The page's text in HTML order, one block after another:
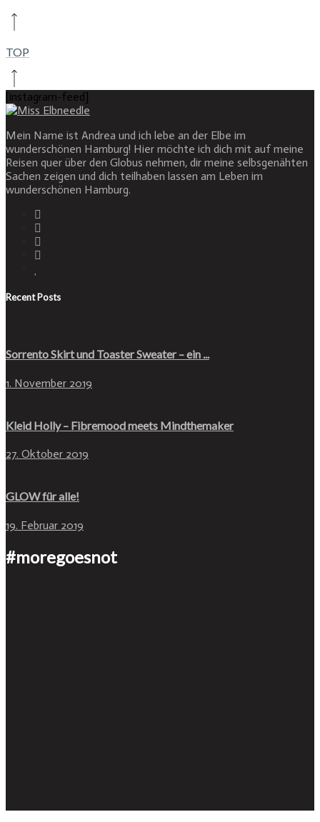
TOP
[instagram-feed]
Mein Name ist Andrea und ich lebe an der Elbe im
wunderschönen Hamburg! Hier möchte ich dich mit auf meine
Reisen quer über den Globus nehmen, dir meine selbsgenähten
Sachen zeigen und dich teilhaben lassen am Leben im
wunderschönen Hamburg.
Recent Posts
Sorrento Skirt und Toaster Sweater – ein ...
1. November 2019
Kleid Holly – Fibremood meets Mindthemaker
27. Oktober 2019
GLOW für alle!
19. Februar 2019
#moregoesnot